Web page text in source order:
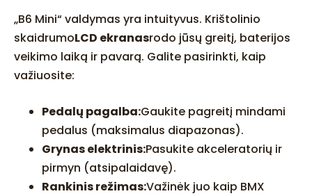
„B6 Mini“ valdymas yra intuityvus. Krištolinio
skaidrumoLCD ekranasrodo jūsų greitį, baterijos
veikimo laiką ir pavarą. Galite pasirinkti, kaip
važiuosite:
Pedalų pagalba:Gaukite pagreitį mindami
pedalus (maksimalus diapazonas).
Grynas elektrinis:Pasukite akceleratorių ir
pirmyn (atsipalaidavę).
Rankinis režimas:Važinėk juo kaip BMX